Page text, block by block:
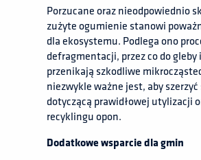
Porzucane oraz nieodpowiednio
zużyte ogumienie stanowi
dla ekosystemu. Podlega ono
defragmentacji, przez co do gleby
przenikają szkodliwe
niezwykle ważne jest, aby
dotyczącą prawidłowej utylizacji
recyklingu opon.
Dodatkowe wsparcie dla gmin